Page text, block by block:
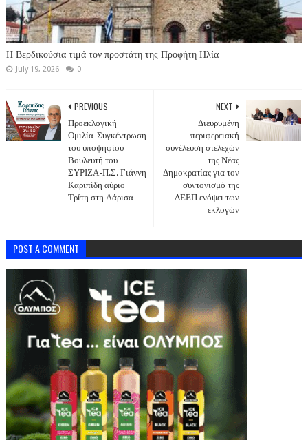
Η Βερδικούσια τιμά τον προστάτη της Προφήτη Ηλία
July 19, 2026 0
NEXT
Διευρυμένη
περιφερειακή
συνέλευση στελεχών
της Νέας
Δημοκρατίας για τον
συντονισμό της
ΔΕΕΠ ενόψει των
εκλογών
PREVIOUS
Προεκλογική
Ομιλία-Συγκέντρωση
του υποψηφίου
Βουλευτή του
ΣΥΡΙΖΑ-Π.Σ. Γιάννη
Καριπίδη αύριο
Τρίτη στη Λάρισα
POST A COMMENT